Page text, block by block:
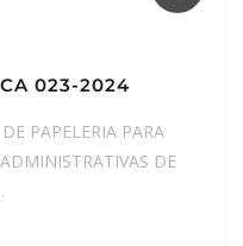
023-2024
PAPELERIA PARA
DE